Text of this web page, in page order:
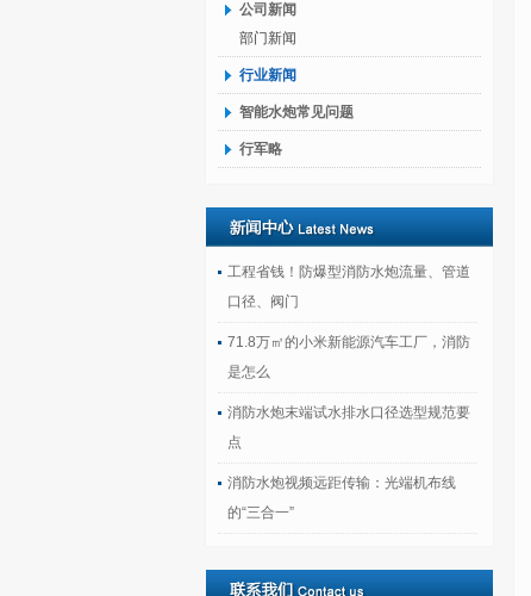
公司新闻
部门新闻
行业新闻
智能水炮常见问题
行军略
工程省钱！防爆型消防水炮流量、管道
口径、阀门
71.8万㎡的小米新能源汽车工厂，消防
是怎么
消防水炮末端试水排水口径选型规范要
点
消防水炮视频远距传输：光端机布线
的“三合一”